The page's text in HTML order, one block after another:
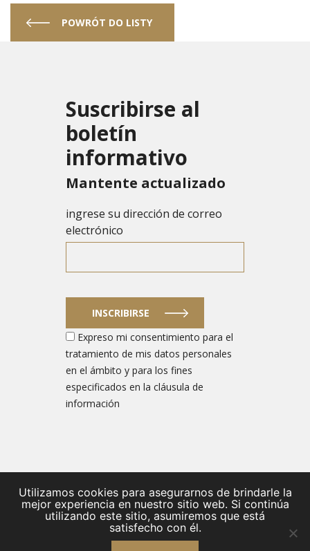
POWRÓT DO LISTY
Suscribirse al
boletín
informativo
Mantente actualizado
ingrese su dirección de correo
electrónico
INSCRIBIRSE
Expreso mi consentimiento para el
tratamiento de mis datos personales
en el ámbito y para los fines
especificados en la cláusula de
información
© 2026
Strona główna / Baza przedsiębiorców / EDF / Aktualności
Utilizamos cookies para asegurarnos de brindarle la
mejor experiencia en nuestro sitio web. Si continúa
utilizando este sitio, asumiremos que está
satisfecho con él.